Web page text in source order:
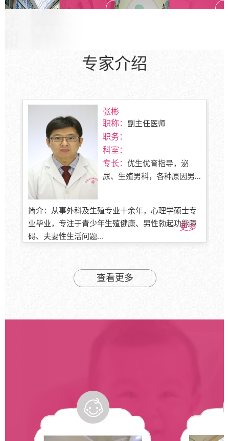
查看详情
专家介绍
张彬
职称： 副主任医师
职务：
科室：
专长： 优生优育指导，泌
尿、生殖男科，各种原因男...
简介：从事外科及生殖专业十余年，心理学硕士专
业毕业，专注于青少年生殖健康、男性勃起功能障
碍、夫妻性生活问题...
更多
查看更多